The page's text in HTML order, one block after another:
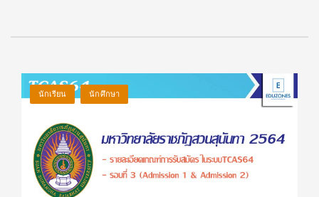
นักเรียน นักศึกษา